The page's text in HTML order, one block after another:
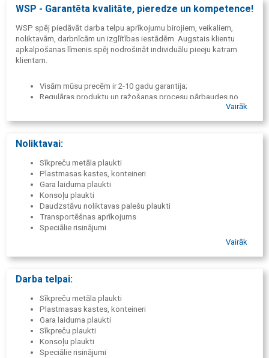
WSP - Garantēta kvalitāte, pieredze un kompetence!
WSP spēj piedāvāt darba telpu aprīkojumu birojiem, veikaliem,
noliktavām, darbnīcām un izglītības iestādēm. Augstais klientu
apkalpošanas līmenis spēj nodrošināt individuālu pieeju katram
klientam.
Visām mūsu precēm ir 2-10 gadu garantija;
Regulāras produktu un ražošanas procesu pārbaudes no
Metināšanas procesu kvalitāti apliecina DIN 18800
Aprīkojums tiek ražots no augstvērtīgiem materiāliem;
Jaunākās iekārtas nodrošina nemainīgu kvalitāti.
Vairāk
Noliktavai:
Sīkpreču metāla plaukti
Plastmasas kastes, konteineri
Gara laiduma plaukti
Konsoļu plaukti
Daudzstāvu noliktavas palešu plaukti
Transportēšnas aprīkojums
Speciālie risinājumi
Plastmasa paletes
Vairāk
Darba telpai:
Sīkpreču metāla plaukti
Plastmasas kastes, konteineri
Gara laiduma plaukti
Sīkpreču plaukti
Konsoļu plaukti
Speciālie risinājumi